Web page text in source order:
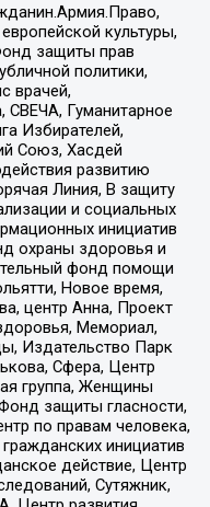
культуры,
защиты прав
политики,
врачей,
Гуманитарное
Избирателей,
Союз, Хасдей
развитию
Линия, В защиту
и социальных
инициатив
охраны здоровья и
фонд помощи
Новое время,
центр Анна, Проект
Мемориал,
Издательство Парк
Сфера, Центр
группа, Женщины
защиты гласности,
по правам человека,
инициатив
действие, Центр
Сутяжник,